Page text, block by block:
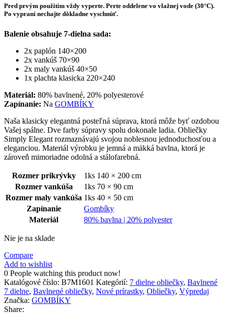
Pred prvým použitím vždy vyperte. Perte oddelene vo vlažnej vode (30°C).
Po vypraní nechajte dôkladne vyschnúť.
Balenie obsahuje 7-dielna sada:
2x paplón 140×200
2x vankúš 70×90
2x maly vankúš 40×50
1x plachta klasicka 220×240
Materiál: 80% bavlnené, 20% polyesterové
Zapínanie: Na GOMBÍKY
Naša klasicky elegantná posteľná súprava, ktorá môže byť ozdobou
Vašej spálne. Dve farby súpravy spolu dokonale ladia. Obliečky
Simply Elegant rozmaznávajú svojou noblesnou jednoduchosťou a
eleganciou. Materiál výrobku je jemná a mäkká bavlna, ktorá je
zároveň mimoriadne odolná a stálofarebná.
Rozmer prikrývky
1ks 140 × 200 cm
Rozmer vankúša
1ks 70 × 90 cm
Rozmer maly vankúša 1ks 40 × 50 cm
Zapínanie
Gombíky
Materiál
80% bavlna | 20% polyester
Nie je na sklade
Compare
Add to wishlist
0 People watching this product now!
Katalógové číslo: B7M1601 Kategórií: 7 dielne obliečky, Bavlnené
7 dielne, Bavlnené obliečky, Nové prírastky, Obliečky, Výpredaj
Značka: GOMBÍKY
Share: